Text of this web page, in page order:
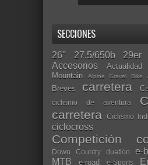
SECCIONES
26" 27.5/650b 29er
Accesorios Actualidad
Mountain
Alpine Gravel Bike
Breves carretera
ciclismo de aventura
carretera
Ciclismo
ciclocross
Competición
Down Country duatlón e-
MTB
e-road e-Sports